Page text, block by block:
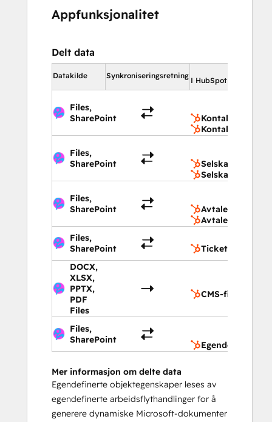
Appfunksjonalitet
Delt data
Datakilde Synkroniseringsretning
I HubSpot
Files,
SharePoint
Kontakter
Files,
SharePoint
Selskaper
Files,
SharePoint
Avtaler
Files,
SharePoint
Tickets
DOCX,
XLSX,
PPTX,
PDF
Files
CMS-filer
Files,
SharePoint
Egendefinerte
Mer informasjon om delte data
Egendefinerte objektegenskaper leses av
egendefinerte arbeidsflythandlinger for å
generere dynamiske Microsoft-dokumenter